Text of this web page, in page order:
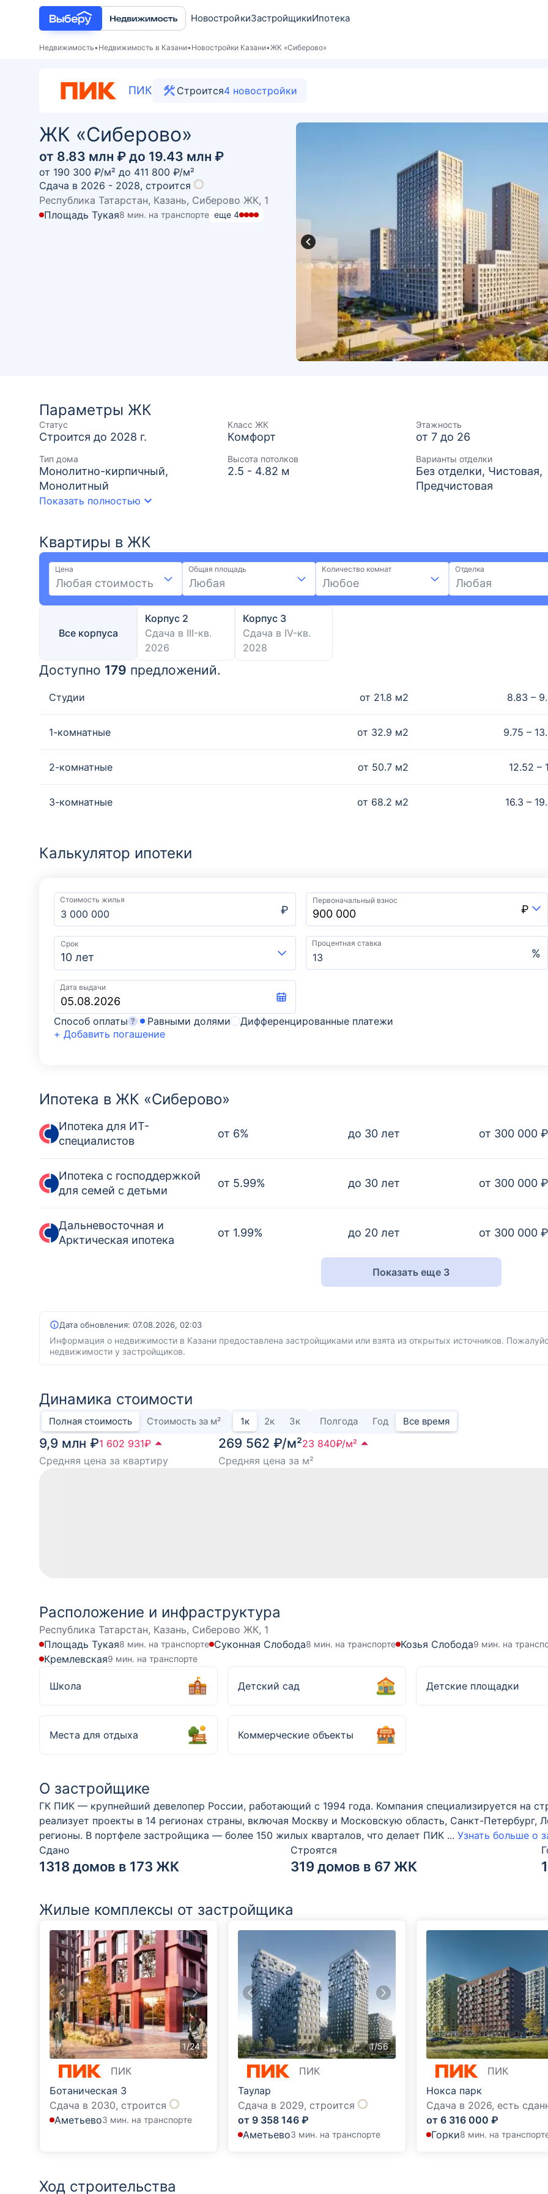
НовостройкиЗастройщикиИпотека
Недвижимость Недвижимость в Казани Новостройки Казани ЖК «Сиберово»
ПИК Строится4 новостройки
ЖК «Сиберово»
от 8.83 млн ₽ до 19.43 млн ₽
от 190 300 ₽/м² до 411 800 ₽/м²
Сдача в 2026 - 2028, строится
Республика Татарстан, Казань, Сиберово ЖК, 1
Площадь Тукая8 мин. на транспорте еще 4
Параметры ЖК
Статус
Строится до 2028 г.
Класс ЖК
Комфорт
Этажность
от 7 до 26
Тип дома
Монолитно-кирпичный,
Монолитный
Высота потолков
2.5 - 4.82 м
Варианты отделки
Без отделки, Чистовая,
Предчистовая
Показать полностью
Квартиры в ЖК
Цена
Любая стоимость
Общая площадь
Любая
Количество комнат
Любое
Отделка
Любая
Все корпуса
Корпус 2
Сдача в III-кв.
2026
Корпус 3
Сдача в IV-кв.
2028
Доступно 179 предложений.
Студии от 21.8 м2 8.83 –
1-комнатные от 32.9 м2 9.75 –
2-комнатные от 50.7 м2 12.52 –
3-комнатные от 68.2 м2 16.3 –
Калькулятор ипотеки
Стоимость жилья
₽
Первоначальный взнос
₽
Срок
10 лет
Процентная ставка
%
Дата выдачи
Способ оплаты Равными долями
Дифференцированные платежи
+ Добавить погашение
Ипотека в ЖК «Сиберово»
Ипотека для ИТ-
специалистов
от 6% до 30 лет от 300 000 ₽
Ипотека с господдержкой
для семей с детьми
от 5.99% до 30 лет от 300 000 ₽
Дальневосточная и
Арктическая ипотека
от 1.99% до 20 лет от 300 000 ₽
Показать еще 3
Дата обновления: 07.08.2026, 02:03
Информация о недвижимости в Казани предоставлена застройщиками или взята из открытых источников.
недвижимости у застройщиков.
Динамика стоимости
Полная стоимость Стоимость за м² 1к 2к 3к Полгода Год Все время
9,9 млн ₽1 602 931₽
Средняя цена за квартиру
269 562 ₽/м²23 840₽/м²
Средняя цена за м²
Расположение и инфраструктура
Республика Татарстан, Казань, Сиберово ЖК, 1
Площадь Тукая8 мин. на транспорте Суконная Слобода8 мин. на транспорте Козья Слобода9 мин. на
Кремлевская9 мин. на транспорте
Школа Детский сад Детские площадки
Места для отдыха Коммерческие объекты
О застройщике
ГК ПИК — крупнейший девелопер России, работающий с 1994 года. Компания специализируется на
реализует проекты в 14 регионах страны, включая Москву и Московскую область, Санкт-Петербург,
регионы. В портфеле застройщика — более 150 жилых кварталов, что делает ПИК ... Узнать больше о
Сдано
1318 домов в 173 ЖК
Строятся
319 домов в 67 ЖК
Жилые комплексы от застройщика
1/24
ПИК
Ботаническая 3
Сдача в 2030, строится
Аметьево3 мин. на транспорте
1/56
ПИК
Таулар
Сдача в 2029, строится
от 9 358 146 ₽
Аметьево3 мин. на транспорте
ПИК
Нокса парк
Сдача в 2026, есть
от 6 316 000 ₽
Горки8 мин. на
Ход строительства